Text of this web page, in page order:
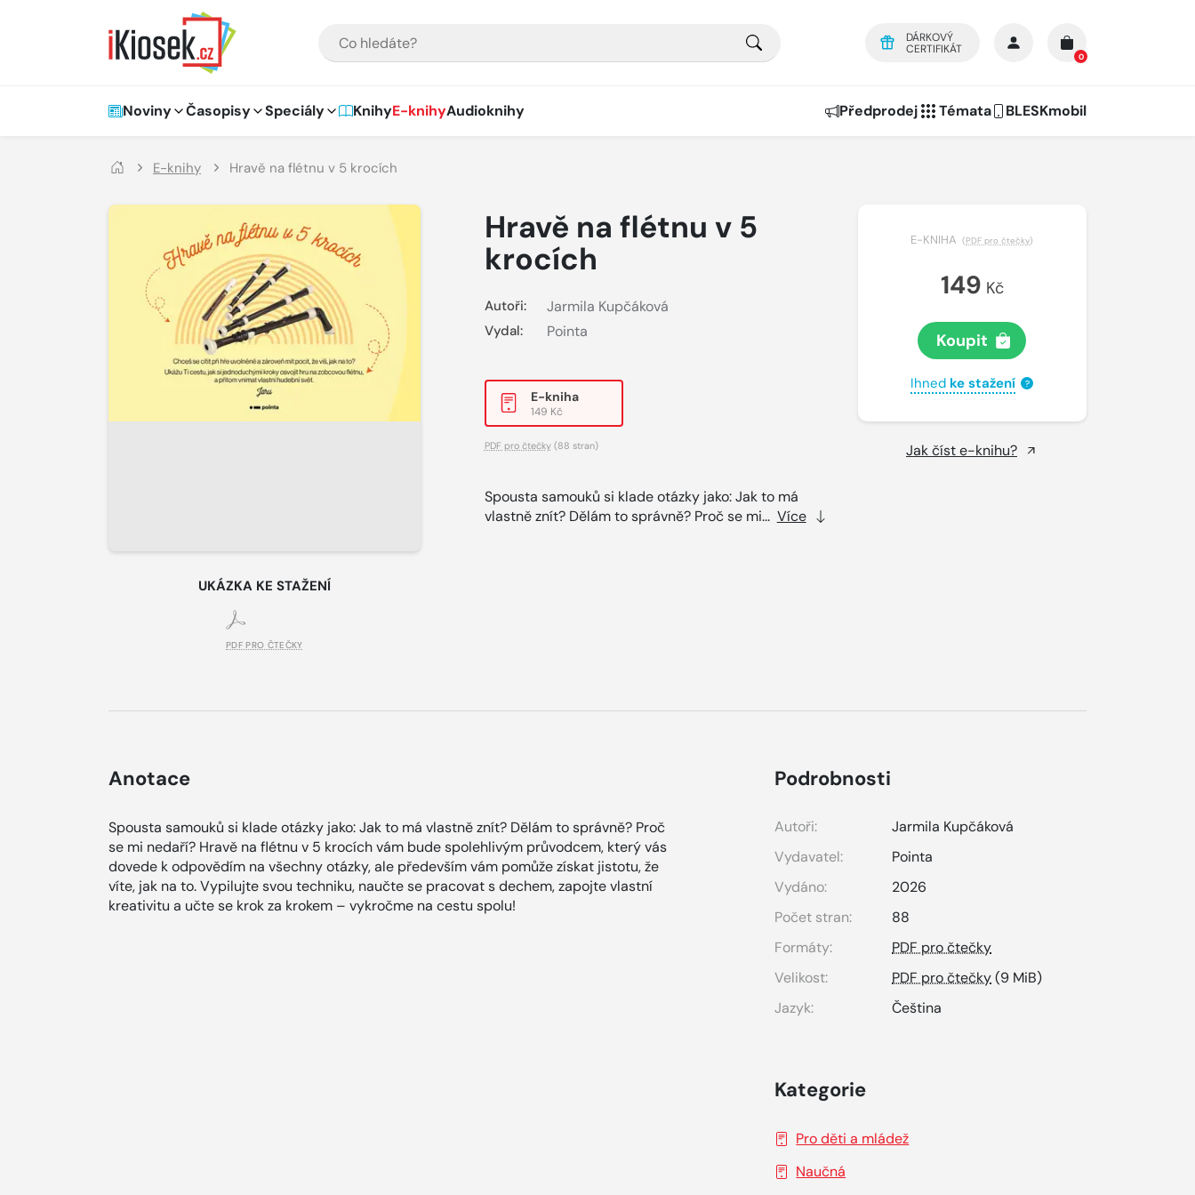
DÁRKOVÝ
CERTIFIKÁT
0
Hlavní navigace
Noviny Časopisy Speciály KnihyE-knihyAudioknihy Předprodej Témata BLESKmobil
E-knihy Hravě na flétnu v 5 krocích
UKÁZKA KE STAŽENÍ
PDF PRO ČTEČKY
Hravě na flétnu v 5
krocích
Autoři: Jarmila Kupčáková
Vydal: Pointa
E-kniha
149 Kč
PDF pro čtečky(88 stran)
Spousta samouků si klade otázky jako: Jak to má
vlastně znít? Dělám to správně? Proč se mi... Více
E-KNIHA (PDF pro čtečky)
149 Kč
Koupit
Ihned ke stažení ?
Jak číst e-knihu?
Anotace
Spousta samouků si klade otázky jako: Jak to má vlastně znít? Dělám to správně? Proč
se mi nedaří? Hravě na flétnu v 5 krocích vám bude spolehlivým průvodcem, který vás
dovede k odpovědím na všechny otázky, ale především vám pomůže získat jistotu, že
víte, jak na to. Vypilujte svou techniku, naučte se pracovat s dechem, zapojte vlastní
kreativitu a učte se krok za krokem – vykročme na cestu spolu!
Podrobnosti
Autoři:
Jarmila Kupčáková
Vydavatel:
Pointa
Vydáno:
2026
Počet stran:
88
Formáty:
PDF pro čtečky
Velikost:
PDF pro čtečky(9 MiB)
Jazyk:
Čeština
Kategorie
Pro děti a mládež
Naučná